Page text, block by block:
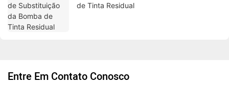
de Tinta Residual
Entre Em Contato Conosco